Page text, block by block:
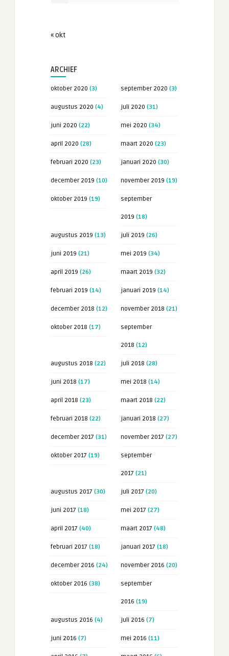
« okt
ARCHIEF
oktober 2020 (3) september 2020 (3)
augustus 2020 (4) juli 2020 (31)
juni 2020 (22) mei 2020 (34)
april 2020 (28) maart 2020 (23)
februari 2020 (23) januari 2020 (30)
december 2019 (10) november 2019 (19)
oktober 2019 (19) september
2019 (18)
augustus 2019 (13) juli 2019 (26)
juni 2019 (21) mei 2019 (34)
april 2019 (26) maart 2019 (32)
februari 2019 (14) januari 2019 (14)
december 2018 (12) november 2018 (21)
oktober 2018 (17) september
2018 (12)
augustus 2018 (22) juli 2018 (28)
juni 2018 (17) mei 2018 (14)
april 2018 (23) maart 2018 (22)
februari 2018 (22) januari 2018 (27)
december 2017 (31) november 2017 (27)
oktober 2017 (19) september
2017 (21)
augustus 2017 (30) juli 2017 (20)
juni 2017 (18) mei 2017 (27)
april 2017 (40) maart 2017 (48)
februari 2017 (18) januari 2017 (18)
december 2016 (24) november 2016 (20)
oktober 2016 (38) september
2016 (19)
augustus 2016 (4) juli 2016 (7)
juni 2016 (7) mei 2016 (11)